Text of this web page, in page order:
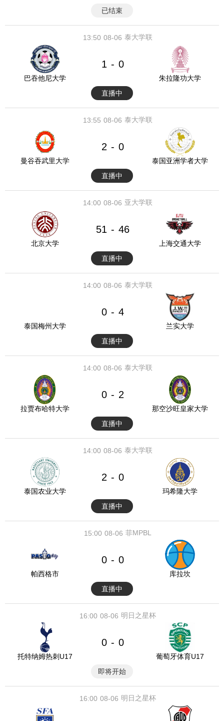
已结束
08-06
13:50 泰大学联
巴吞他尼大学
1 - 0
朱拉隆功大学
直播中
08-06
13:55 泰大学联
曼谷吞武里大学
2 - 0
泰国亚洲学者大学
直播中
08-06
14:00 亚大学联
北京大学
51 - 46
上海交通大学
直播中
08-06
14:00 泰大学联
泰国梅州大学
0 - 4
兰实大学
直播中
08-06
14:00 泰大学联
拉贾布哈特大学
0 - 2
那空沙旺皇家大学
直播中
08-06
14:00 泰大学联
泰国农业大学
2 - 0
玛希隆大学
直播中
08-06
15:00 菲MPBL
帕西格市
0 - 0
库拉坎
直播中
08-06
16:00 明日之星杯
托特纳姆热刺U17
0 - 0
葡萄牙体育U17
即将开始
08-06
16:00 明日之星杯